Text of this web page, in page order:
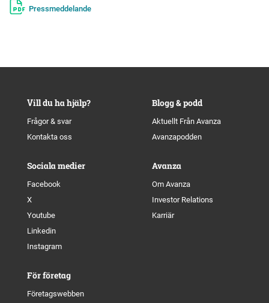
Pressmeddelande
Vill du ha hjälp?
Frågor & svar
Kontakta oss
Blogg & podd
Aktuellt Från Avanza
Avanzapodden
Sociala medier
Facebook
X
Youtube
Linkedin
Instagram
Avanza
Om Avanza
Investor Relations
Karriär
För företag
Företagswebben